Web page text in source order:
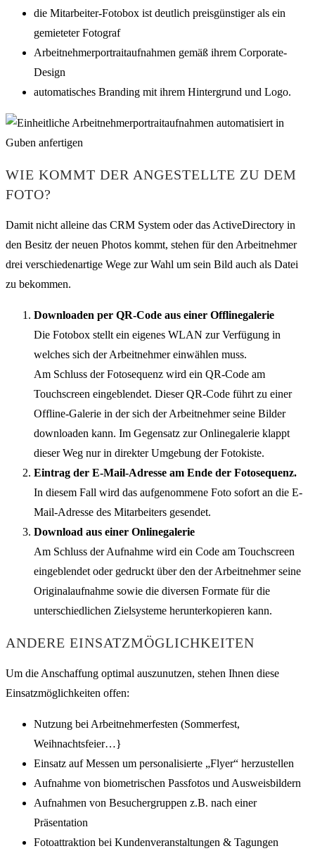
die Mitarbeiter-Fotobox ist deutlich preisgünstiger als ein
gemieteter Fotograf
Arbeitnehmerportraitaufnahmen gemäß ihrem Corporate-
Design
automatisches Branding mit ihrem Hintergrund und Logo.
WIE KOMMT DER ANGESTELLTE ZU DEM
FOTO?
Damit nicht alleine das CRM System oder das ActiveDirectory in
den Besitz der neuen Photos kommt, stehen für den Arbeitnehmer
drei verschiedenartige Wege zur Wahl um sein Bild auch als Datei
zu bekommen.
Downloaden per QR-Code aus einer Offlinegalerie
Die Fotobox stellt ein eigenes WLAN zur Verfügung in
welches sich der Arbeitnehmer einwählen muss.
Am Schluss der Fotosequenz wird ein QR-Code am
Touchscreen eingeblendet. Dieser QR-Code führt zu einer
Offline-Galerie in der sich der Arbeitnehmer seine Bilder
downloaden kann. Im Gegensatz zur Onlinegalerie klappt
dieser Weg nur in direkter Umgebung der Fotokiste.
Eintrag der E-Mail-Adresse am Ende der Fotosequenz.
In diesem Fall wird das aufgenommene Foto sofort an die E-
Mail-Adresse des Mitarbeiters gesendet.
Download aus einer Onlinegalerie
Am Schluss der Aufnahme wird ein Code am Touchscreen
eingeblendet oder gedruckt über den der Arbeitnehmer seine
Originalaufnahme sowie die diversen Formate für die
unterschiedlichen Zielsysteme herunterkopieren kann.
ANDERE EINSATZMÖGLICHKEITEN
Um die Anschaffung optimal auszunutzen, stehen Ihnen diese
Einsatzmöglichkeiten offen:
Nutzung bei Arbeitnehmerfesten (Sommerfest,
Weihnachtsfeier…}
Einsatz auf Messen um personalisierte „Flyer“ herzustellen
Aufnahme von biometrischen Passfotos und Ausweisbildern
Aufnahmen von Besuchergruppen z.B. nach einer
Präsentation
Fotoattraktion bei Kundenveranstaltungen & Tagungen